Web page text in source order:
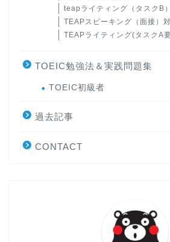
teapライティング（タスクB）
TEAPスピーキング（面接）
TEAPライティング(タスクA
TOEIC勉強法＆実践問題集
TOEIC初級者
過去記事
CONTACT
大学入試英